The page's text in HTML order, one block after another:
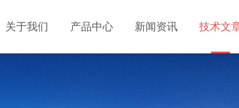
关于我们 产品中心 新闻资讯 技术文